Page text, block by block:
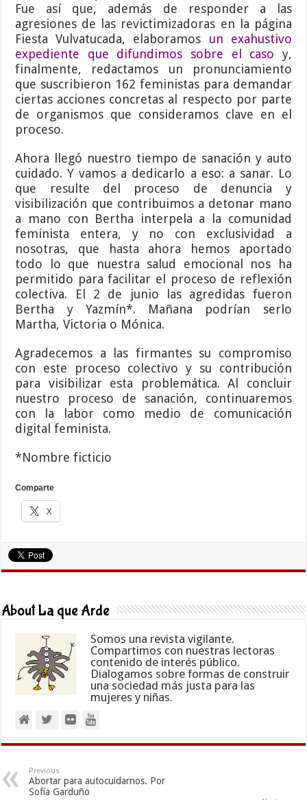
Fue así que, además de responder a las
agresiones de las revictimizadoras en la página
Fiesta Vulvatucada, elaboramos un exahustivo
expediente que difundimos sobre el caso y,
finalmente, redactamos un pronunciamiento
que suscribieron 162 feministas para demandar
ciertas acciones concretas al respecto por parte
de organismos que consideramos clave en el
proceso.
Ahora llegó nuestro tiempo de sanación y auto
cuidado. Y vamos a dedicarlo a eso: a sanar. Lo
que resulte del proceso de denuncia y
visibilización que contribuimos a detonar mano
a mano con Bertha interpela a la comunidad
feminista entera, y no con exclusividad a
nosotras, que hasta ahora hemos aportado
todo lo que nuestra salud emocional nos ha
permitido para facilitar el proceso de reflexión
colectiva. El 2 de junio las agredidas fueron
Bertha y Yazmín*. Mañana podrían serlo
Martha, Victoria o Mónica.
Agradecemos a las firmantes su compromiso
con este proceso colectivo y su contribución
para visibilizar esta problemática. Al concluir
nuestro proceso de sanación, continuaremos
con la labor como medio de comunicación
digital feminista.
*Nombre ficticio
Comparte
X
About La que Arde
Somos una revista vigilante.
Compartimos con nuestras lectoras
contenido de interés público.
Dialogamos sobre formas de construir
una sociedad más justa para las
mujeres y niñas.
Previous
Abortar para autocuidarnos. Por
Sofía Garduño